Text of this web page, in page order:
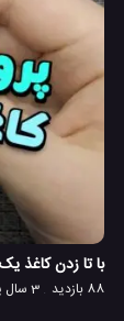
با تا زدن کاغذ
88 بازدید 3 سال پیش